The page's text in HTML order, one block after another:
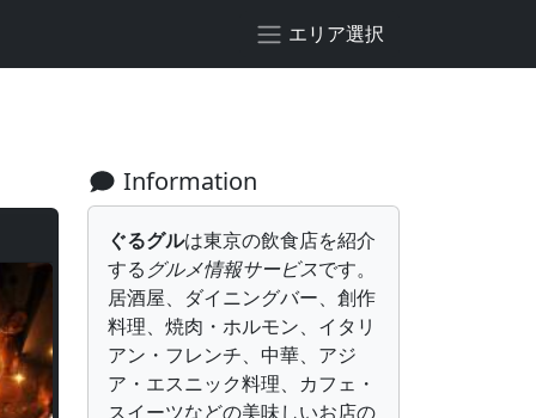
Information
ぐるグルは東京の飲食店を紹介
する グルメ情報サービスです。
居酒屋、ダイニングバー、創作
料理、焼肉・ホルモン、イタリ
アン・フレンチ、中華、アジ
ア・エスニック料理、カフェ・
スイーツなどの美味しいお店の
エリア選択